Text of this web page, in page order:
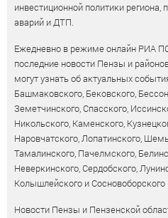
инвестиционной политики
аварий и ДТП.
Ежедневно в режиме онлайн РИА
последние новости Пензы и
могут узнать об актуальных
Башмаковского, Бековского,
Земетчинского, Спасского,
Никольского, Каменского,
Наровчатского, Лопатинского,
Тамалинского, Пачелмского,
Неверкинского, Сердобского,
Колышлейского и Сосновоборского
Новости Пензы и Пензенской